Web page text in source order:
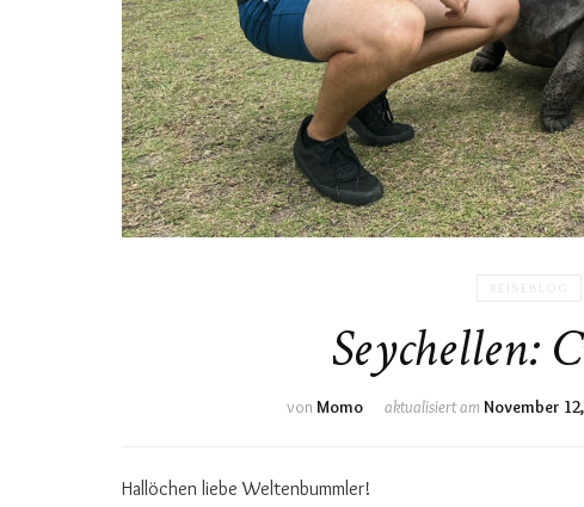
Seychellen:
von Momo aktualisiert am November
Hallöchen liebe Weltenbummler!